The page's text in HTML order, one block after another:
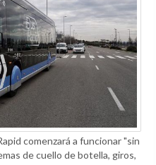
comenzará a funcionar "sin
de cuello de botella, giros,